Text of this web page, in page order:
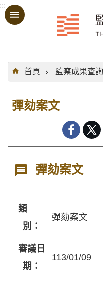
跳到主要內容區塊
:::
:::
首頁
監察成果查詢
彈劾案文
彈劾案文
類
別：
彈劾案文
審議日
期：
113/01/09